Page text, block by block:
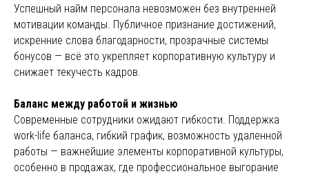
Успешный найм персонала невозможен без внутренней
мотивации команды. Публичное признание достижений,
искренние слова благодарности, прозрачные системы
бонусов — всё это укрепляет корпоративную культуру и
снижает текучесть кадров.
Баланс между работой и жизнью
Современные сотрудники ожидают гибкости. Поддержка
work-life баланса, гибкий график, возможность удаленной
работы — важнейшие элементы корпоративной культуры,
особенно в продажах, где профессиональное выгорание